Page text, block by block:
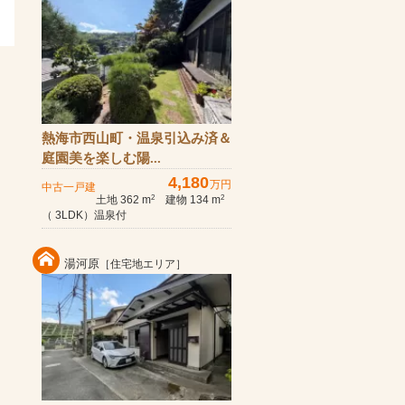
熱海市西山町・温泉引込み済＆
庭園美を楽しむ陽...
中古一戸建 4,180万円
土地 362 m2 建物 134 m2
（ 3LDK）温泉付
湯河原 ［住宅地エリア］